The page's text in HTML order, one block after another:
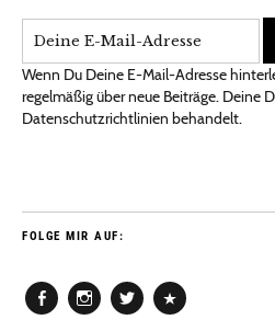
Wenn Du Deine E-Mail-Adresse
regelmäßig über neue Beiträge. Deine
Datenschutzrichtlinien behandelt.
FOLGE MIR AUF: